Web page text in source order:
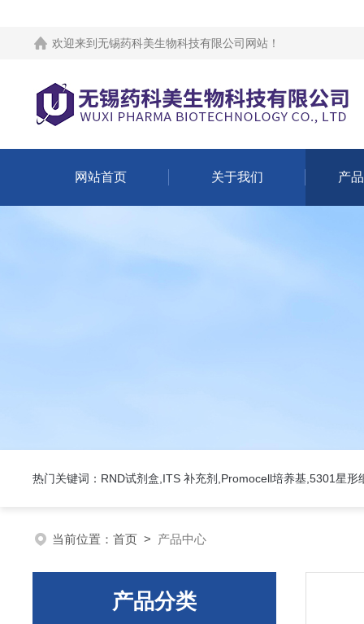
欢迎来到 无锡药科美生物科技有限公司网站 ！
网站首页 关于我们 产
热门关键词：RND试剂盒,ITS 补充剂,Promocell培养基,5301星形
当前位置： 首页 > 产品中心
产品分类